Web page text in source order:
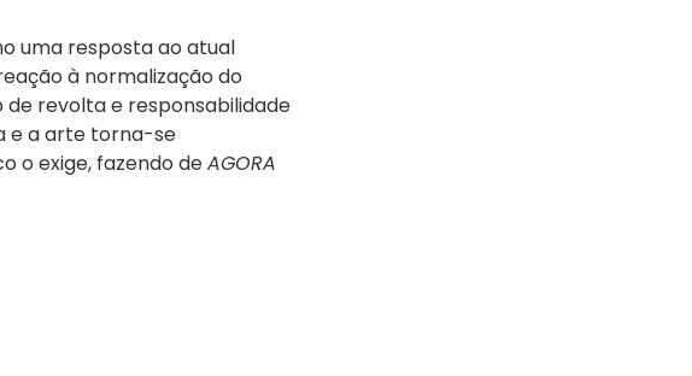
uma resposta ao atual
à normalização do
revolta e responsabilidade
e a arte torna-se
o exige, fazendo deAGORA